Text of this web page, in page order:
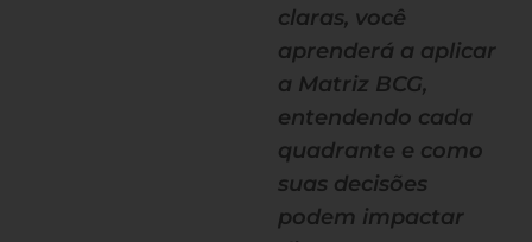
claras, você
aprenderá a aplicar
a Matriz BCG,
entendendo cada
quadrante e como
suas decisões
podem impactar